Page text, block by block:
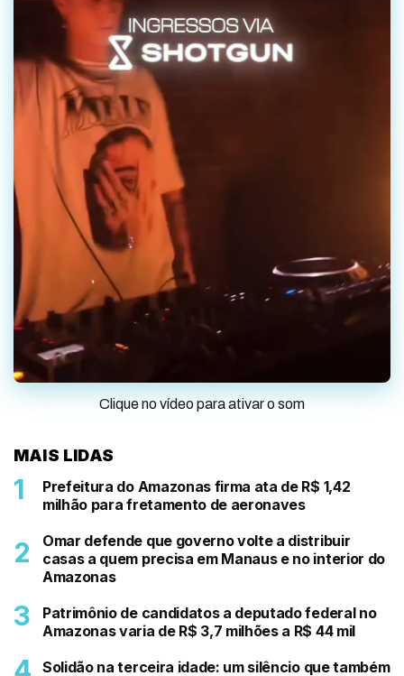
Clique no vídeo para ativar o som
MAIS LIDAS
Prefeitura do Amazonas firma ata de R$ 1,42
milhão para fretamento de aeronaves
Omar defende que governo volte a distribuir
casas a quem precisa em Manaus e no interior do
Amazonas
Patrimônio de candidatos a deputado federal no
Amazonas varia de R$ 3,7 milhões a R$ 44 mil
Solidão na terceira idade: um silêncio que também